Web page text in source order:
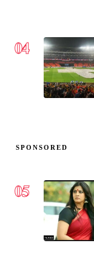
04
SPONSORED
05